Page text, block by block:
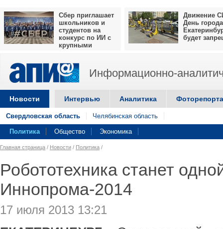
Сбер приглашает
школьников и
студентов на
конкурс по ИИ с
крупными
Движение
День города
будет
Информационно-
Новости Интервью Аналитика
Свердловская область Челябинская область
Политика Общество Экономика
Главная страница / Новости / Политика /
Робототехника станет
Иннопрома-2014
17 июля 2013 13:21